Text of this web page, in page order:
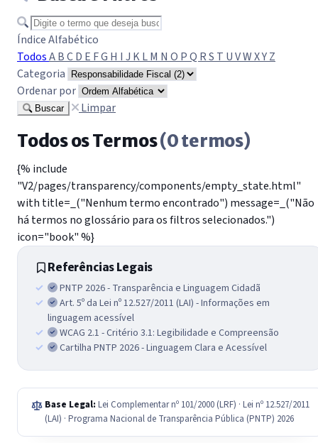
Buscar termo
Índice Alfabético
TodosABCD E FG H I J KLM N O PQ RS T UVWXYZ
Categoria
Ordenar por
Buscar Limpar
Todos os Termos(0 termos)
{% include
"V2/pages/transparency/components/empty_state.html"
with title=_("Nenhum termo encontrado") message=_("Não
há termos no glossário para os filtros selecionados.")
icon="book" %}
Referências Legais
PNTP 2026 - Transparência e Linguagem Cidadã
Art. 5º da Lei nº 12.527/2011 (LAI) - Informações em
linguagem acessível
WCAG 2.1 - Critério 3.1: Legibilidade e Compreensão
Cartilha PNTP 2026 - Linguagem Clara e Acessível
Base Legal: Lei Complementar nº 101/2000 (LRF) · Lei nº 12.527/2011
(LAI) · Programa Nacional de Transparência Pública (PNTP) 2026